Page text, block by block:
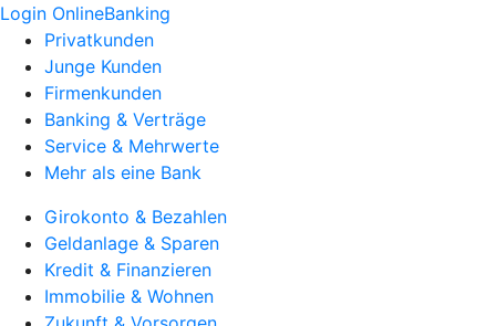
Login OnlineBanking
Privatkunden
Junge Kunden
Firmenkunden
Banking & Verträge
Service & Mehrwerte
Mehr als eine Bank
Girokonto & Bezahlen
Geldanlage & Sparen
Kredit & Finanzieren
Immobilie & Wohnen